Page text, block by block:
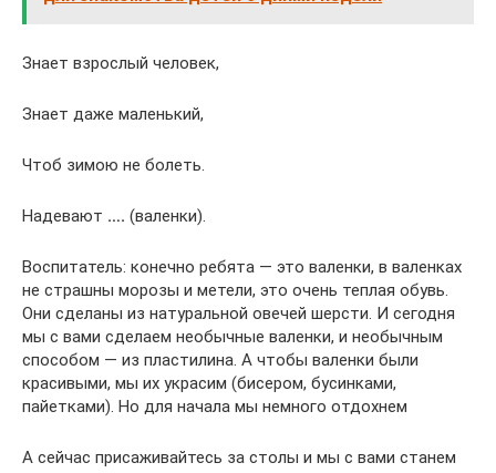
Знает взрослый человек,
Знает даже маленький,
Чтоб зимою не болеть.
Надевают …. (валенки).
Воспитатель: конечно ребята — это валенки, в валенках
не страшны морозы и метели, это очень теплая обувь.
Они сделаны из натуральной овечей шерсти. И сегодня
мы с вами сделаем необычные валенки, и необычным
способом — из пластилина. А чтобы валенки были
красивыми, мы их украсим (бисером, бусинками,
пайетками). Но для начала мы немного отдохнем
А сейчас присаживайтесь за столы и мы с вами станем